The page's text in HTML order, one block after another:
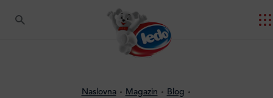
Naslovna Magazin
Blog